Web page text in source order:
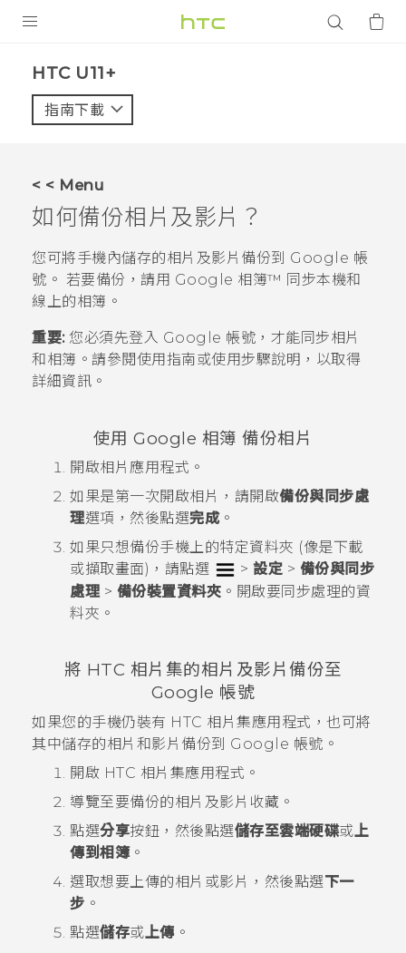
VIVE
應用程式
登入
HTC U11+‎
指南下載
< < Menu
如何備份相片及影片？
您可將手機內儲存的相片及影片備份到 Google 帳
號。 若要備份，請用 Google 相簿™ 同步本機和
線上的相簿。
重要:您必須先登入 Google 帳號，才能同步相片
和相簿。請參閱使用指南或使用步驟說明，以取得
詳細資訊。
使用Google 相簿 備份相片
開啟相片 應用程式。
如果是第一次開啟相片 ，請開啟備份與同步處
理選項，然後點選完成。
如果只想備份手機上的特定資料夾 (像是下載
或擷取畫面)，請點選 > 設定 > 備份與同步
處理> 備份裝置資料夾 。開啟要同步處理的資
料夾。
將 HTC 相片集的相片及影片備份至
Google 帳號
如果您的手機仍裝有 HTC 相片集應用程式，也可將
其中儲存的相片和影片備份到 Google 帳號。
開啟 HTC 相片集應用程式。
導覽至要備份的相片及影片收藏。
點選分享按鈕，然後點選儲存至雲端硬碟或上
傳到相簿。
選取想要上傳的相片或影片，然後點選下一
步 。
點選儲存或上傳 。